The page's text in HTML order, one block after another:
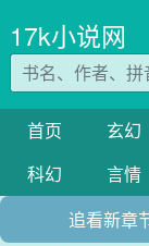
17k小说网
首页 玄幻
科幻
言情
追看新章